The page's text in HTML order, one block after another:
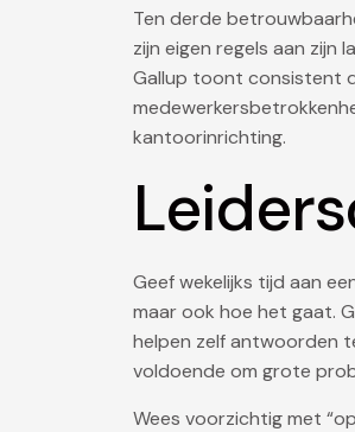
Ten derde
zijn eigen regels aan zijn
Gallup toont consistent
kantoorinrichting.
Geef wekelijks tijd aan
maar ook hoe het gaat.
helpen zelf antwoorden
voldoende om grote
Wees voorzichtig met